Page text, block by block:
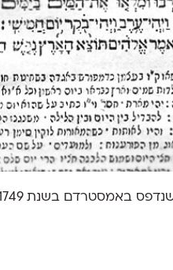
בשנת 1749. (מתוך ויקיפדיה)